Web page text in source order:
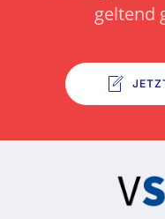
geltend